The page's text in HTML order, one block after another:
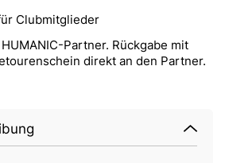
Clubmitglieder
Partner. Rückgabe mit
direkt an den Partner.